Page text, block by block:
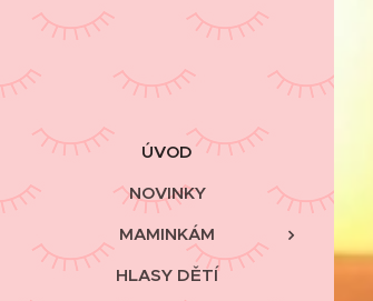
ÚVOD
NOVINKY
MAMINKÁM
HLASY DĚTÍ